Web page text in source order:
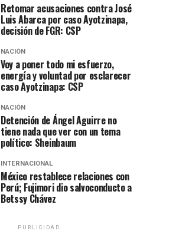
Retomar acusaciones contra José
Luis Abarca por caso Ayotzinapa,
decisión de FGR: CSP
NACIÓN
Voy a poner todo mi esfuerzo,
energía y voluntad por esclarecer
caso Ayotzinapa: CSP
NACIÓN
Detención de Ángel Aguirre no
tiene nada que ver con un tema
político: Sheinbaum
INTERNACIONAL
México restablece relaciones con
Perú; Fujimori dio salvoconducto a
Betssy Chávez
PUBLICIDAD